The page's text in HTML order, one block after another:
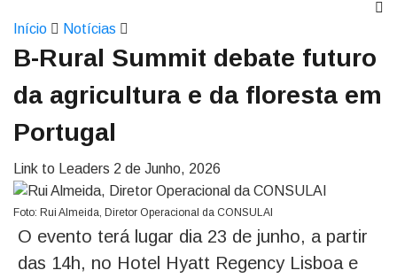
Início Notícias
B-Rural Summit debate futuro
da agricultura e da floresta em
Portugal
Link to Leaders 2 de Junho, 2026
Foto: Rui Almeida, Diretor Operacional da CONSULAI
O evento terá lugar dia 23 de junho, a partir
das 14h, no Hotel Hyatt Regency Lisboa e